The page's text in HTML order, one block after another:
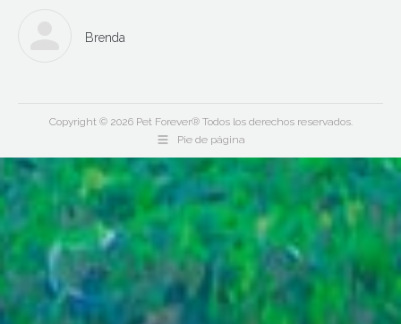
Brenda
Copyright © 2026 Pet Forever® Todos los derechos reservados.
Pie de página